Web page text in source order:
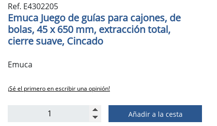
Ref. E4302205
Emuca Juego de guías para cajones, de
bolas, 45 x 650 mm, extracción total,
cierre suave, Cincado
Emuca
¡Sé el primero en escribir una opinión!
Añadir a la cesta